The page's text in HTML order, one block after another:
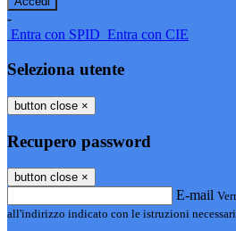
-
Entra con SPID Entra con CIE
Seleziona utente
button close ×
Recupero password
button close ×
E-mail
all'indirizzo indicato con le istruzioni